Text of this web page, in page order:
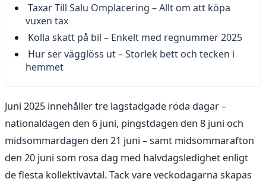
Taxar Till Salu Omplacering – Allt om att köpa
vuxen tax
Kolla skatt på bil – Enkelt med regnummer 2025
Hur ser vägglöss ut – Storlek bett och tecken i
hemmet
Juni 2025 innehåller tre lagstadgade röda dagar –
nationaldagen den 6 juni, pingstdagen den 8 juni och
midsommardagen den 21 juni – samt midsommarafton
den 20 juni som rosa dag med halvdagsledighet enligt
de flesta kollektivavtal. Tack vare veckodagarna skapas